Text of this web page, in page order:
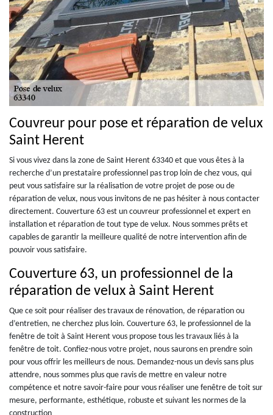
Couvreur pour pose et réparation de velux
Saint Herent
Si vous vivez dans la zone de Saint Herent 63340 et que vous êtes à la
recherche d’un prestataire professionnel pas trop loin de chez vous, qui
peut vous satisfaire sur la réalisation de votre projet de pose ou de
réparation de velux, nous vous invitons de ne pas hésiter à nous contacter
directement. Couverture 63 est un couvreur professionnel et expert en
installation et réparation de tout type de velux. Nous sommes prêts et
capables de garantir la meilleure qualité de notre intervention afin de
pouvoir vous satisfaire.
Couverture 63, un professionnel de la
réparation de velux à Saint Herent
Que ce soit pour réaliser des travaux de rénovation, de réparation ou
d’entretien, ne cherchez plus loin. Couverture 63, le professionnel de la
fenêtre de toit à Saint Herent vous propose tous les travaux liés à la
fenêtre de toit. Confiez-nous votre projet, nous saurons en prendre soin
pour vous offrir les meilleurs de nous. Demandez-nous un devis sans plus
attendre, nous sommes plus que ravis de mettre en valeur notre
compétence et notre savoir-faire pour vous réaliser une fenêtre de toit sur
mesure, performante, esthétique, robuste et suivant les normes de la